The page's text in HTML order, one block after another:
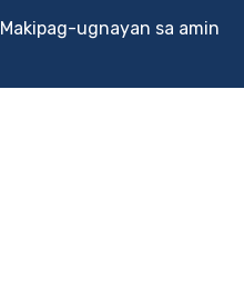
Makipag-ugnayan sa amin